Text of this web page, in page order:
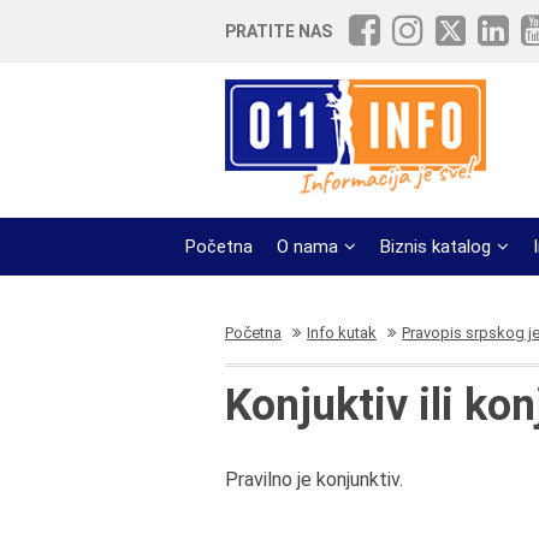
PRATITE NAS
Početna O nama Biznis katalog
Početna Info kutak Pravopis srpskog
Konjuktiv ili
Pravilno je konjunktiv.